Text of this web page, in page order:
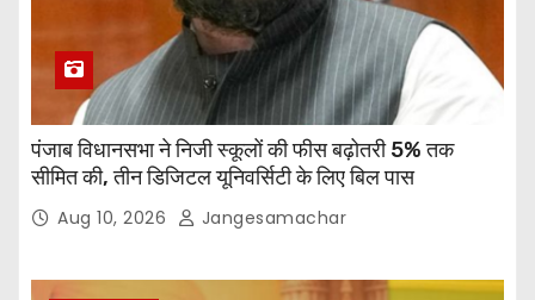
पंजाब विधानसभा ने निजी स्कूलों की फीस बढ़ोतरी 5% तक
सीमित की, तीन डिजिटल यूनिवर्सिटी के लिए बिल पास
Aug 10, 2026 Jangesamachar